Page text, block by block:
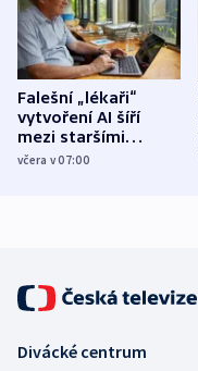
Falešní „lékaři“
vytvoření AI šíří
mezi staršími
Poláky nebezpečné
včera v 07:00
Divácké centrum